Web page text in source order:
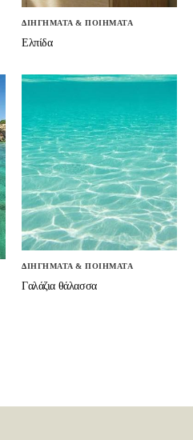
ΔΙΗΓΗΜΑΤΑ & ΠΟΙΗΜΑΤΑ
Ελπίδα
ΔΙΗΓΗΜΑΤΑ & ΠΟΙΗΜΑΤΑ
Γαλάζια θάλασσα